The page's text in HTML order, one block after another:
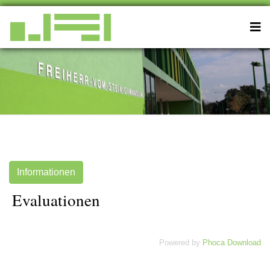
Informationen
Evaluationen
Powered by Phoca Download